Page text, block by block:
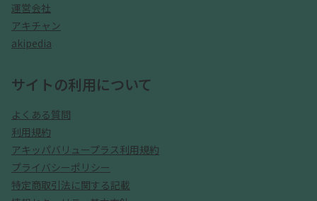
運営会社
アキチャン
akipedia
サイトの利用について
よくある質問
利用規約
アキッパバリュープラス利用規約
プライバシーポリシー
特定商取引法に関する記載